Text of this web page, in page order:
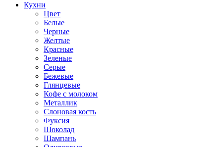
Кухни
Цвет
Белые
Черные
Желтые
Красные
Зеленые
Серые
Бежевые
Глянцевые
Кофе с молоком
Металлик
Слоновая кость
Фуксия
Шоколад
Шампань